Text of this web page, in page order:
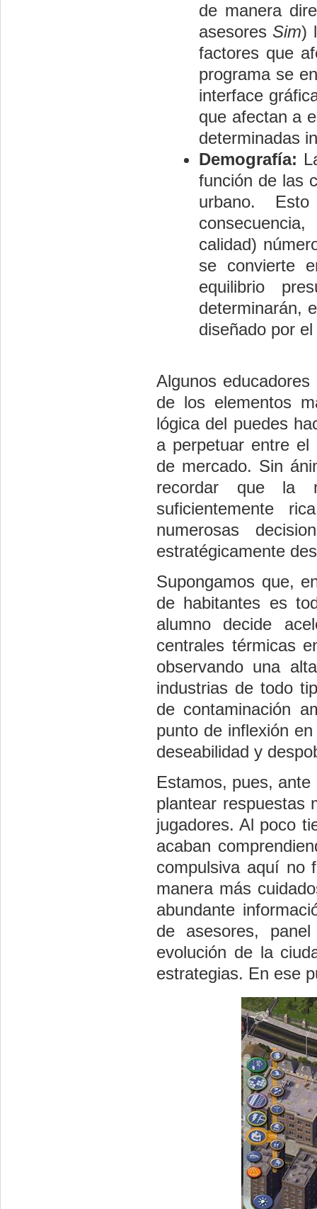
de manera
asesoresSim)
factores que
programa se
interface
que afectan a
determinadas
Demografía:
función de las
urbano.
calidad)
se convierte
equilibrio
determinarán,
diseñado por
Algunos educadores
de los elementos
lógica del puedes
a perpetuar entre el
de mercado. Sin
recordar que la
suficientemente
numerosas
estratégicamente
Supongamos que,
de habitantes es
alumno decide
centrales térmicas
observando una
industrias de todo
de contaminación
punto de inflexión
deseabilidad y
Estamos, pues,
plantear respuestas
jugadores. Al poco
acaban
compulsiva aquí no
manera más
abundante
de asesores,
evolución de la
estrategias. En ese